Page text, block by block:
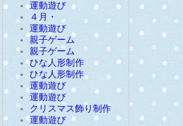
運動遊び
４月・
運動遊び
親子ゲーム
親子ゲーム
ひな人形制作
ひな人形制作
運動遊び
運動遊び
クリスマス飾り制作
運動遊び